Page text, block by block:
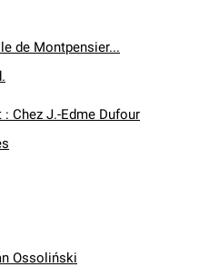
de Montpensier...
Chez J.-Edme Dufour
Ossoliński